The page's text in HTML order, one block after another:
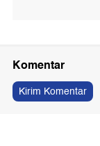
Komentar
Kirim Komentar